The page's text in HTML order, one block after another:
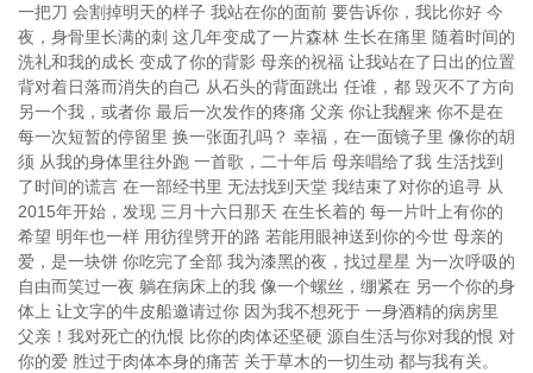
一把刀 会割掉明天的样子 我站在你的面前 要告诉你，我比你好 今
夜，身骨里长满的刺 这几年变成了一片森林 生长在痛里 随着时间的
洗礼和我的成长 变成了你的背影 母亲的祝福 让我站在了日出的位置
背对着日落而消失的自己 从石头的背面跳出 任谁，都 毁灭不了方向
另一个我，或者你 最后一次发作的疼痛 父亲 你让我醒来 你不是在
每一次短暂的停留里 换一张面孔吗？ 幸福，在一面镜子里 像你的胡
须 从我的身体里往外跑 一首歌，二十年后 母亲唱给了我 生活找到
了时间的谎言 在一部经书里 无法找到天堂 我结束了对你的追寻 从
2015年开始，发现 三月十六日那天 在生长着的 每一片叶上有你的
希望 明年也一样 用彷徨劈开的路 若能用眼神送到你的今世 母亲的
爱，是一块饼 你吃完了全部 我为漆黑的夜，找过星星 为一次呼吸的
自由而笑过一夜 躺在病床上的我 像一个螺丝，绷紧在 另一个你的身
体上 让文字的牛皮船邀请过你 因为我不想死于 一身酒精的病房里
父亲！我对死亡的仇恨 比你的肉体还坚硬 源自生活与你对我的恨 对
你的爱 胜过于肉体本身的痛苦 关于草木的一切生动 都与我有关。